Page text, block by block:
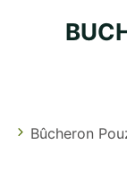
Bûcheron